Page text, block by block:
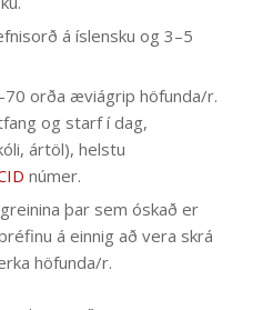
á íslensku og 3–5
orða æviágrip höfunda/r.
og starf í dag,
ártöl), helstu
númer.
þar sem óskað er
á einnig að vera skrá
höfunda/r.